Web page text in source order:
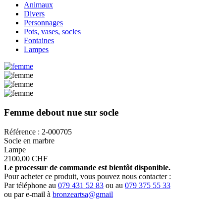
Animaux
Divers
Personnages
Pots, vases, socles
Fontaines
Lampes
Femme debout nue sur socle
Référence : 2-000705
Socle en marbre
Lampe
2100,00 CHF
Le processur de commande est bientôt disponible.
Pour acheter ce produit, vous pouvez nous contacter :
Par téléphone au 079 431 52 83 ou au 079 375 55 33
ou par e-mail à bronzeartsa@gmail